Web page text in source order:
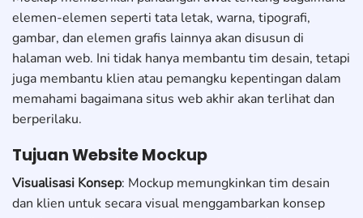
elemen-elemen seperti tata letak, warna, tipografi,
gambar, dan elemen grafis lainnya akan disusun di
halaman web. Ini tidak hanya membantu tim desain, tetapi
juga membantu klien atau pemangku kepentingan dalam
memahami bagaimana situs web akhir akan terlihat dan
berperilaku.
Tujuan Website Mockup
Visualisasi Konsep: Mockup memungkinkan tim desain
dan klien untuk secara visual menggambarkan konsep